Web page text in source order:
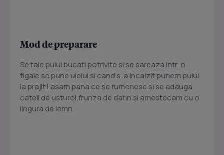
Mod de preparare
Se taie puiul bucati potrivite si se sareaza.Intr-o
tigaie se pune uleiul si cand s-a incalzit punem puiul
la prajit.Lasam pana ce se rumenesc si se adauga
cateii de usturoi,frunza de dafin si amestecam cu o
lingura de lemn.